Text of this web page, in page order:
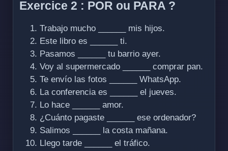
Exercice 2 : POR ou PARA ?
Trabajo mucho ______ mis hijos.
Este libro es ______ ti.
Pasamos ______ tu barrio ayer.
Voy al supermercado ______ comprar pan.
Te envío las fotos ______ WhatsApp.
La conferencia es ______ el jueves.
Lo hace ______ amor.
¿Cuánto pagaste ______ ese ordenador?
Salimos ______ la costa mañana.
Llego tarde ______ el tráfico.